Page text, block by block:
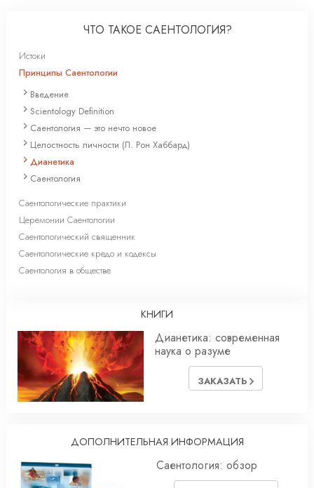
ЧТО ТАКОЕ САЕНТОЛОГИЯ?
Истоки
Принципы Саентологии
Введение
Scientology Definition
Саентология — это нечто новое
Целостность личности (Л. Рон Хаббард)
Дианетика
Саентология
Саентологические практики
Церемонии Саентологии
Саентологический священник
Саентологические кредо и кодексы
Саентология в обществе
КНИГИ
Дианетика: современная
наука о разуме
ЗАКАЗАТЬ
ДОПОЛНИТЕЛЬНАЯ ИНФОРМАЦИЯ
Саентология: обзор